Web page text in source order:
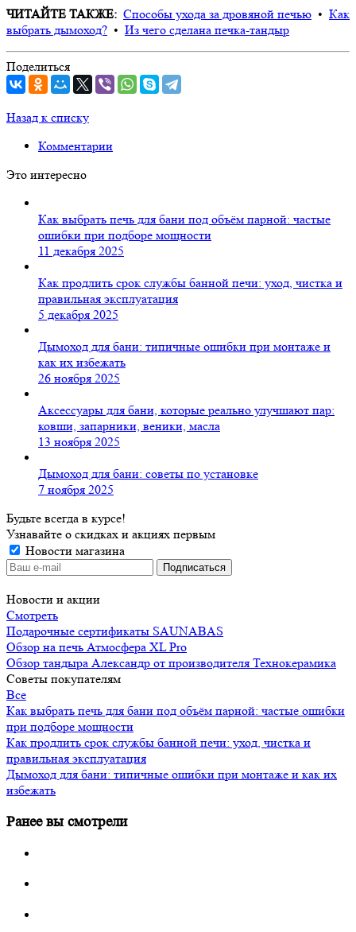
ЧИТАЙТЕ ТАКЖЕ: Способы ухода за дровяной печью • Как
выбрать дымоход? • Из чего сделана печка-тандыр
Поделиться
Назад к списку
Комментарии
Это интересно
Как выбрать печь для бани под объём парной: частые
ошибки при подборе мощности
11 декабря 2025
Как продлить срок службы банной печи: уход, чистка и
правильная эксплуатация
5 декабря 2025
Дымоход для бани: типичные ошибки при монтаже и
как их избежать
26 ноября 2025
Аксессуары для бани, которые реально улучшают пар:
ковши, запарники, веники, масла
13 ноября 2025
Дымоход для бани: советы по установке
7 ноября 2025
Будьте всегда в курсе!
Узнавайте о скидках и акциях первым
Новости магазина
Новости и акции
Смотреть
Подарочные сертификаты SAUNABAS
Обзор на печь Атмосфера XL Pro
Обзор тандыра Александр от производителя Технокерамика
Советы покупателям
Все
Как выбрать печь для бани под объём парной: частые ошибки
при подборе мощности
Как продлить срок службы банной печи: уход, чистка и
правильная эксплуатация
Дымоход для бани: типичные ошибки при монтаже и как их
избежать
Ранее вы смотрели